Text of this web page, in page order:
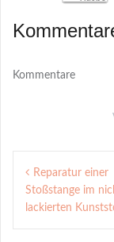
Kommentare
Post
Reparatur einer
Stoßstange im
lackierten